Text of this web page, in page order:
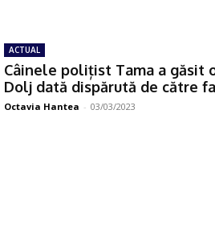
ACTUAL
Câinele polițist Tama a găsit
Dolj dată dispărută de către
Octavia Hantea - 03/03/2023